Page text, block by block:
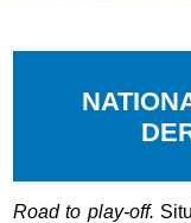
Road to play-off.